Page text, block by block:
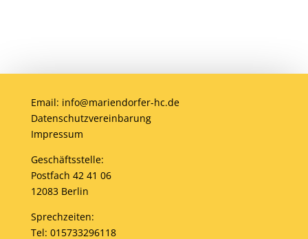
Email: info@mariendorfer-hc.de
Datenschutzvereinbarung
Impressum
Geschäftsstelle:
Postfach 42 41 06
12083 Berlin
Sprechzeiten:
Tel: 015733296118